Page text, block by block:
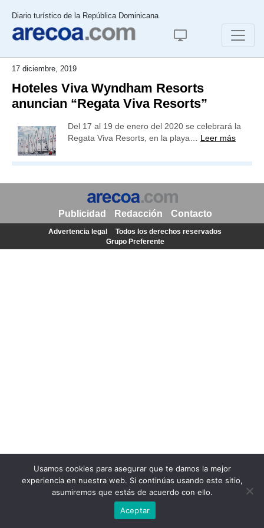
Diario turístico de la República Dominicana
17 diciembre, 2019
Hoteles Viva Wyndham Resorts
anuncian “Regata Viva Resorts”
Del 17 al 19 de enero del 2020 se celebrará la
Regata Viva Resorts, en la playa… Leer más
Usamos cookies para asegurar que te damos la mejor
experiencia en nuestra web. Si continúas usando este sitio,
asumiremos que estás de acuerdo con ello.
Aceptar
Publicidad Redacción Contacto
Advertencia legal
Todos los derechos reservados
Grupo Preferente